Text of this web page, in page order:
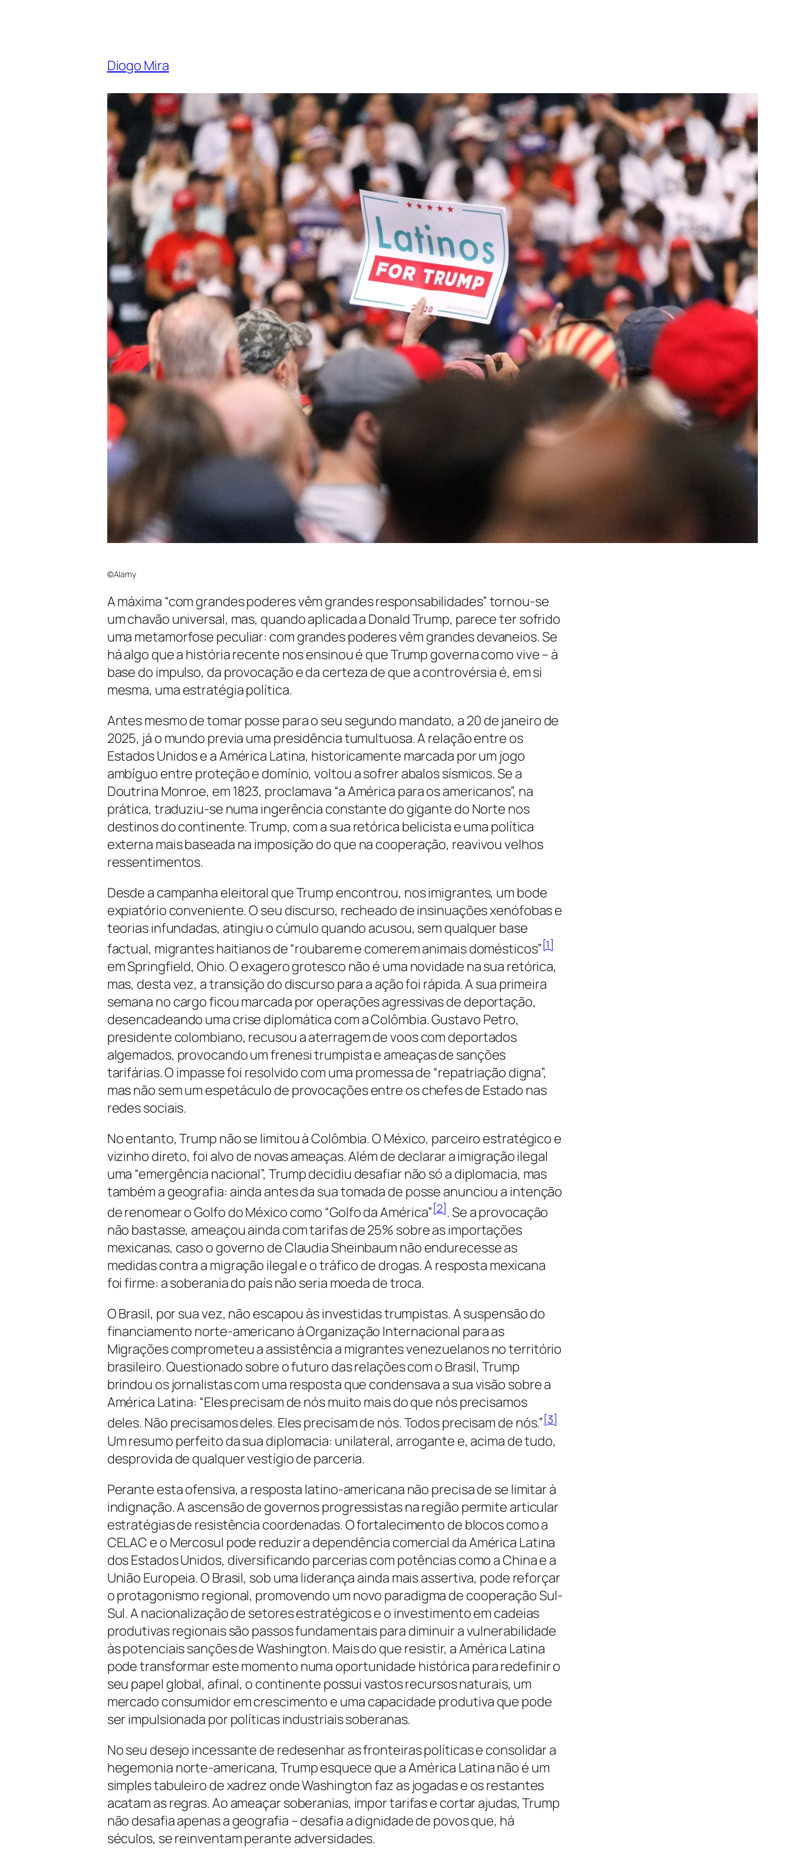
Diogo Mira
©Alamy
A máxima “com grandes poderes vêm grandes responsabilidades” tornou-se
um chavão universal, mas, quando aplicada a Donald Trump, parece ter sofrido
uma metamorfose peculiar: com grandes poderes vêm grandes devaneios. Se
há algo que a história recente nos ensinou é que Trump governa como vive – à
base do impulso, da provocação e da certeza de que a controvérsia é, em si
mesma, uma estratégia política.
Antes mesmo de tomar posse para o seu segundo mandato, a 20 de janeiro de
2025, já o mundo previa uma presidência tumultuosa. A relação entre os
Estados Unidos e a América Latina, historicamente marcada por um jogo
ambíguo entre proteção e domínio, voltou a sofrer abalos sísmicos. Se a
Doutrina Monroe, em 1823, proclamava “a América para os americanos”, na
prática, traduziu-se numa ingerência constante do gigante do Norte nos
destinos do continente. Trump, com a sua retórica belicista e uma política
externa mais baseada na imposição do que na cooperação, reavivou velhos
ressentimentos.
Desde a campanha eleitoral que Trump encontrou, nos imigrantes, um bode
expiatório conveniente. O seu discurso, recheado de insinuações xenófobas e
teorias infundadas, atingiu o cúmulo quando acusou, sem qualquer base
factual, migrantes haitianos de “roubarem e comerem animais domésticos”[1]
em Springfield, Ohio. O exagero grotesco não é uma novidade na sua retórica,
mas, desta vez, a transição do discurso para a ação foi rápida. A sua primeira
semana no cargo ficou marcada por operações agressivas de deportação,
desencadeando uma crise diplomática com a Colômbia. Gustavo Petro,
presidente colombiano, recusou a aterragem de voos com deportados
algemados, provocando um frenesi trumpista e ameaças de sanções
tarifárias. O impasse foi resolvido com uma promessa de “repatriação digna”,
mas não sem um espetáculo de provocações entre os chefes de Estado nas
redes sociais.
No entanto, Trump não se limitou à Colômbia. O México, parceiro estratégico e
vizinho direto, foi alvo de novas ameaças. Além de declarar a imigração ilegal
uma “emergência nacional”, Trump decidiu desafiar não só a diplomacia, mas
também a geografia: ainda antes da sua tomada de posse anunciou a intenção
de renomear o Golfo do México como “Golfo da América”[2]. Se a provocação
não bastasse, ameaçou ainda com tarifas de 25% sobre as importações
mexicanas, caso o governo de Claudia Sheinbaum não endurecesse as
medidas contra a migração ilegal e o tráfico de drogas. A resposta mexicana
foi firme: a soberania do país não seria moeda de troca.
O Brasil, por sua vez, não escapou às investidas trumpistas. A suspensão do
financiamento norte-americano à Organização Internacional para as
Migrações comprometeu a assistência a migrantes venezuelanos no território
brasileiro. Questionado sobre o futuro das relações com o Brasil, Trump
brindou os jornalistas com uma resposta que condensava a sua visão sobre a
América Latina: “Eles precisam de nós muito mais do que nós precisamos
deles. Não precisamos deles. Eles precisam de nós. Todos precisam de nós.”[3]
Um resumo perfeito da sua diplomacia: unilateral, arrogante e, acima de tudo,
desprovida de qualquer vestígio de parceria.
Perante esta ofensiva, a resposta latino-americana não precisa de se limitar à
indignação. A ascensão de governos progressistas na região permite articular
estratégias de resistência coordenadas. O fortalecimento de blocos como a
CELAC e o Mercosul pode reduzir a dependência comercial da América Latina
dos Estados Unidos, diversificando parcerias com potências como a China e a
União Europeia. O Brasil, sob uma liderança ainda mais assertiva, pode reforçar
o protagonismo regional, promovendo um novo paradigma de cooperação Sul-
Sul. A nacionalização de setores estratégicos e o investimento em cadeias
produtivas regionais são passos fundamentais para diminuir a vulnerabilidade
às potenciais sanções de Washington. Mais do que resistir, a América Latina
pode transformar este momento numa oportunidade histórica para redefinir o
seu papel global, afinal, o continente possui vastos recursos naturais, um
mercado consumidor em crescimento e uma capacidade produtiva que pode
ser impulsionada por políticas industriais soberanas.
No seu desejo incessante de redesenhar as fronteiras políticas e consolidar a
hegemonia norte-americana, Trump esquece que a América Latina não é um
simples tabuleiro de xadrez onde Washington faz as jogadas e os restantes
acatam as regras. Ao ameaçar soberanias, impor tarifas e cortar ajudas, Trump
não desafia apenas a geografia – desafia a dignidade de povos que, há
séculos, se reinventam perante adversidades.